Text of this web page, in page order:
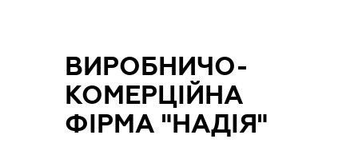
ВИРОБНИЧО-
КОМЕРЦІЙНА
ФІРМА "НАДІЯ"